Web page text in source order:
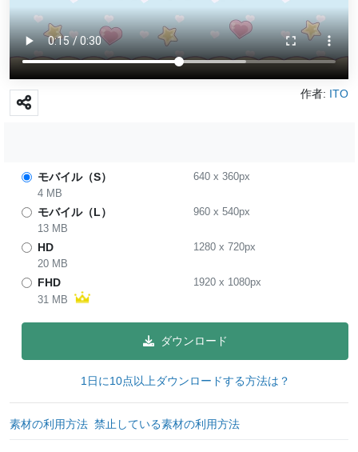
作者: ITO
モバイル（S） 640x 360px
4 MB
モバイル（L） 960x 540px
13 MB
HD 1280x 720px
20 MB
FHD 1920x 1080px
31 MB
ダウンロード
1日に10点以上ダウンロードする方法は？
素材の利用方法 禁止している素材の利用方法